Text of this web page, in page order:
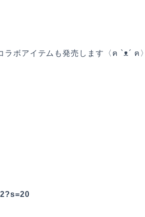
ボアイテムも発売します〈ฅ `ᴥ´ ฅ〉